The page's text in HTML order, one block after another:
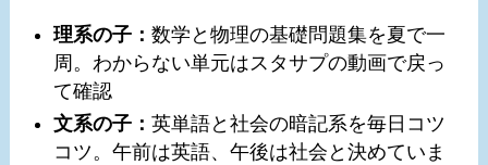
理系の子：数学と物理の基礎問題集を夏で一
周。わからない単元はスタサプの動画で戻っ
て確認
文系の子：英単語と社会の暗記系を毎日コツ
コツ。午前は英語、午後は社会と決めていま